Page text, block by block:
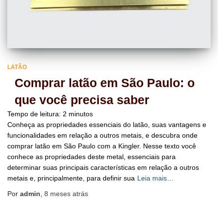
LATÃO
Comprar latão em São Paulo: o
que você precisa saber
Tempo de leitura: 2 minutos
Conheça as propriedades essenciais do latão, suas vantagens e
funcionalidades em relação a outros metais, e descubra onde
comprar latão em São Paulo com a Kingler. Nesse texto você
conhece as propriedades deste metal, essenciais para
determinar suas principais características em relação a outros
metais e, principalmente, para definir sua Leia mais…
Por admin 8 meses atrás